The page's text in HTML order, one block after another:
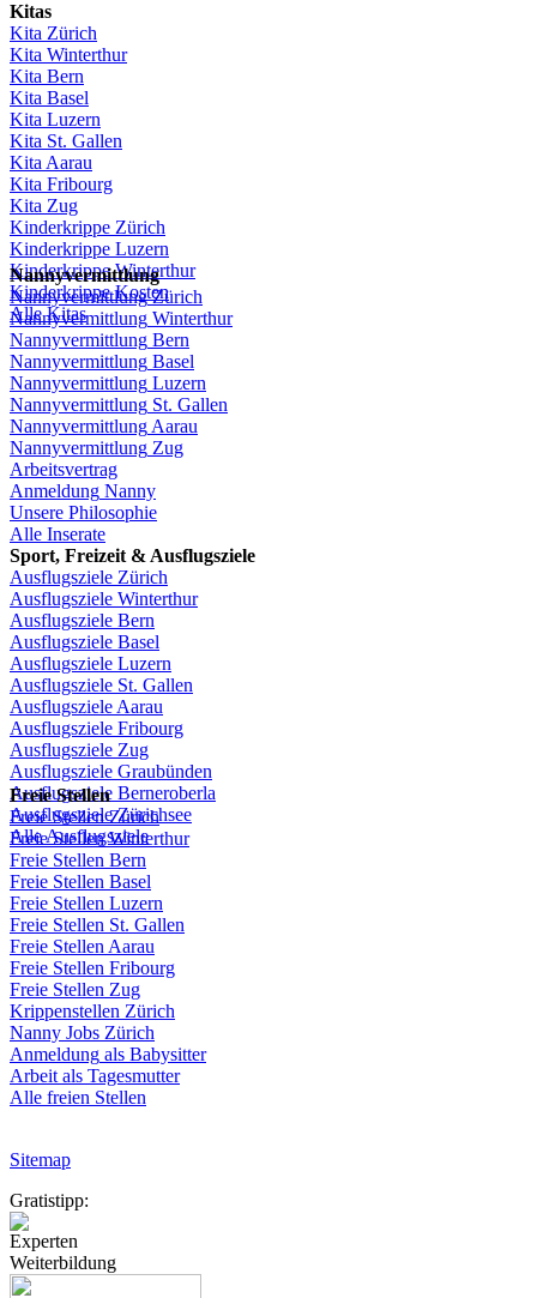
Kitas
Kita Zürich
Kita Winterthur
Kita Bern
Kita Basel
Kita Luzern
Kita St. Gallen
Kita Aarau
Kita Fribourg
Kita Zug
Kinderkrippe Zürich
Kinderkrippe Luzern
KinderkrippeWinterthur
Kinderkrippe Kosten
Alle Kitas
Nannyvermittlung
Nannyvermittlung Zürich
Nannyvermittlung Winterthur
Nannyvermittlung Bern
Nannyvermittlung Basel
Nannyvermittlung Luzern
Nannyvermittlung St. Gallen
Nannyvermittlung Aarau
Nannyvermittlung Zug
Arbeitsvertrag
Anmeldung Nanny
Unsere Philosophie
Alle Inserate
Sport, Freizeit & Ausflugsziele
Ausflugsziele Zürich
Ausflugsziele Winterthur
Ausflugsziele Bern
Ausflugsziele Basel
Ausflugsziele Luzern
Ausflugsziele St. Gallen
Ausflugsziele Aarau
Ausflugsziele Fribourg
Ausflugsziele Zug
Ausflugsziele Graubünden
Ausflugsziele Berneroberla
Ausflugsziele Zürichsee
Alle Ausflugsziele
Freie Stellen
Freie Stellen Zürich
Freie StellenWinterthur
Freie Stellen Bern
Freie Stellen Basel
Freie Stellen Luzern
Freie Stellen St. Gallen
Freie Stellen Aarau
Freie Stellen Fribourg
Freie Stellen Zug
Krippenstellen Zürich
Nanny Jobs Zürich
Anmeldung als Babysitter
Arbeit als Tagesmutter
Alle freien Stellen
Sitemap
Gratistipp:
Experten
Weiterbildung